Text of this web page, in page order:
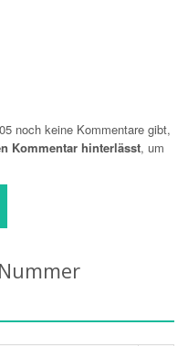
noch keine Kommentare gibt,
Kommentar hinterlässt, um